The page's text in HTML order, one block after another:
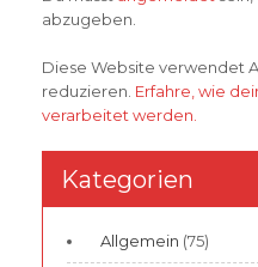
abzugeben.
Diese Website verwendet
reduzieren. Erfahre, wie
verarbeitet werden.
Kategorien
Allgemein (75)